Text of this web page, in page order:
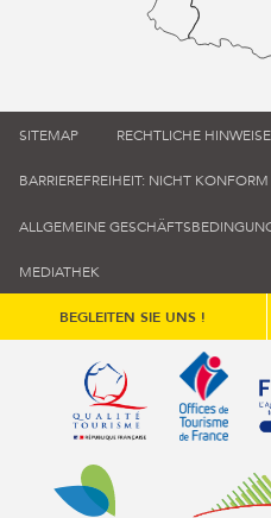
SITEMAP RECHTLICHE HINWEISE
BARRIEREFREIHEIT: NICHT KONFORM
ALLGEMEINE
MEDIATHEK
BEGLEITEN SIE UNS !
Qualité tourismeOffice
Annemasse Agglo